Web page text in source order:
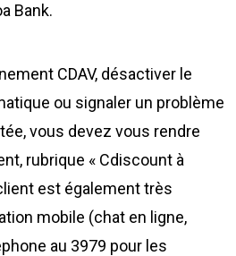
Bank.
CDAV, désactiver le
ou signaler un problème
vous devez vous rendre
rubrique « Cdiscount à
est également très
mobile (chat en ligne,
au 3979 pour les